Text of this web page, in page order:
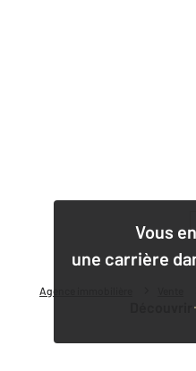
Agence immobilière
Vous
une carrière